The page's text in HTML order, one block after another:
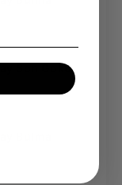
Son Goku